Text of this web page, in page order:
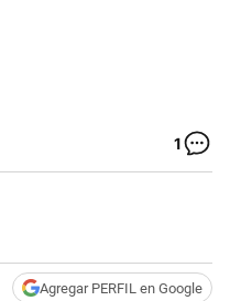
1
Agregar PERFIL en Google